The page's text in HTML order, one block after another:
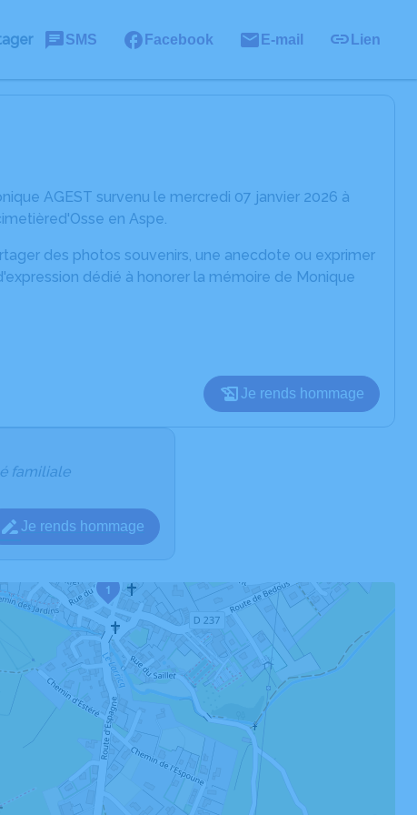
SMS Facebook E-mail Lien
AGEST survenu le mercredi 07 janvier 2026 à
en Aspe.
des photos souvenirs, une anecdote ou exprimer
dédié à honorer la mémoire de Monique
Je rends hommage
familiale
Je rends hommage
1